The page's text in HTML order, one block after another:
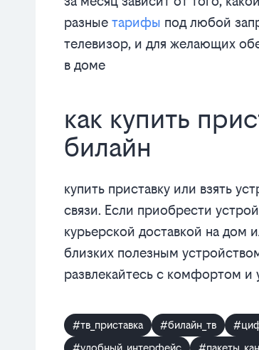
разные тарифы под любой
телевизор, и для желающих
в доме
как купить
билайн
купить приставку или взять
связи. Если приобрести
курьерской доставкой на дом
близких полезным
развлекайтесь с комфортом и
#тв_приставка #билайн_тв
#удобный_интерфейс